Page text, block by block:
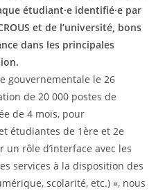
étudiant·e identifié·e par
et de l’université, bons
dans les principales
gouvernementale le 26
de 20 000 postes de
de 4 mois, pour
étudiantes de 1ère et 2e
rôle d’interface avec les
services à la disposition des
scolarité, etc.) », nous